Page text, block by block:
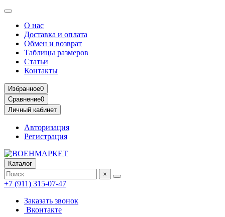
О нас
Доставка и оплата
Обмен и возврат
Таблицы размеров
Статьи
Контакты
Избранное0
Сравнение0
Личный кабинет
Авторизация
Регистрация
Каталог
×
+7 (911) 315-07-47
Заказать звонок
Вконтакте